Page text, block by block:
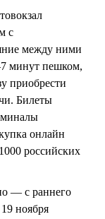
с
между ними
минут пешком,
приобрести
Билеты
онлайн
российских
— с раннего
ноября